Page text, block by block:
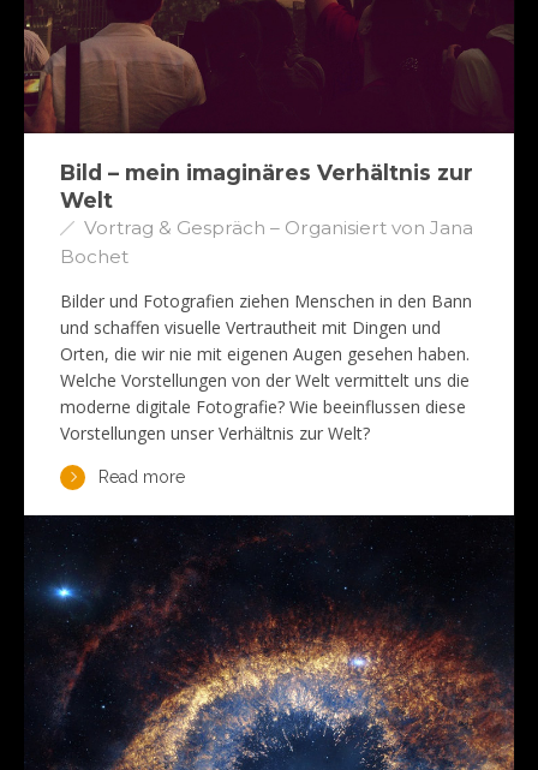
Bild – mein imaginäres Verhältnis zur
Welt
Vortrag & Gespräch – Organisiert von Jana
Bochet
Bilder und Fotografien ziehen Menschen in den Bann
und schaffen visuelle Vertrautheit mit Dingen und
Orten, die wir nie mit eigenen Augen gesehen haben.
Welche Vorstellungen von der Welt vermittelt uns die
moderne digitale Fotografie? Wie beeinflussen diese
Vorstellungen unser Verhältnis zur Welt?
Read more